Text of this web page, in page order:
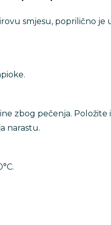
smjesu, poprilično je
zbog pečenja.
narastu.